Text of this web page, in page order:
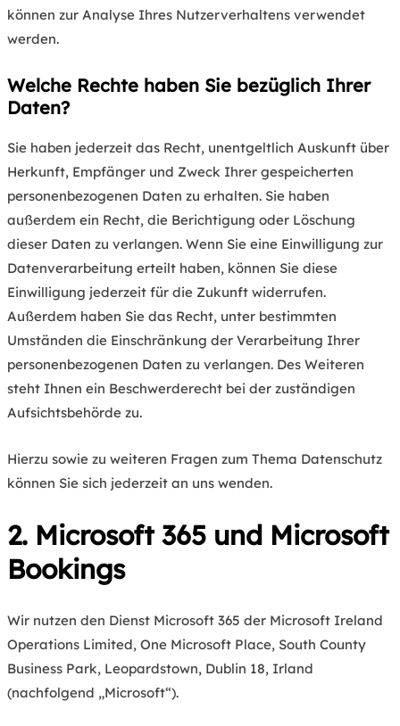
können zur Analyse Ihres Nutzerverhaltens verwendet
werden.
Welche Rechte haben Sie bezüglich Ihrer
Daten?
Sie haben jederzeit das Recht, unentgeltlich Auskunft über
Herkunft, Empfänger und Zweck Ihrer gespeicherten
personenbezogenen Daten zu erhalten. Sie haben
außerdem ein Recht, die Berichtigung oder Löschung
dieser Daten zu verlangen. Wenn Sie eine Einwilligung zur
Datenverarbeitung erteilt haben, können Sie diese
Einwilligung jederzeit für die Zukunft widerrufen.
Außerdem haben Sie das Recht, unter bestimmten
Umständen die Einschränkung der Verarbeitung Ihrer
personenbezogenen Daten zu verlangen. Des Weiteren
steht Ihnen ein Beschwerderecht bei der zuständigen
Aufsichtsbehörde zu.
Hierzu sowie zu weiteren Fragen zum Thema Datenschutz
können Sie sich jederzeit an uns wenden.
2. Microsoft 365 und Microsoft
Bookings
Wir nutzen den Dienst Microsoft 365 der Microsoft Ireland
Operations Limited, One Microsoft Place, South County
Business Park, Leopardstown, Dublin 18, Irland
(nachfolgend „Microsoft“).